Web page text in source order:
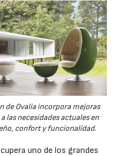
de Ovalia incorpora mejoras
las necesidades actuales en
confort y funcionalidad.
uno de los grandes